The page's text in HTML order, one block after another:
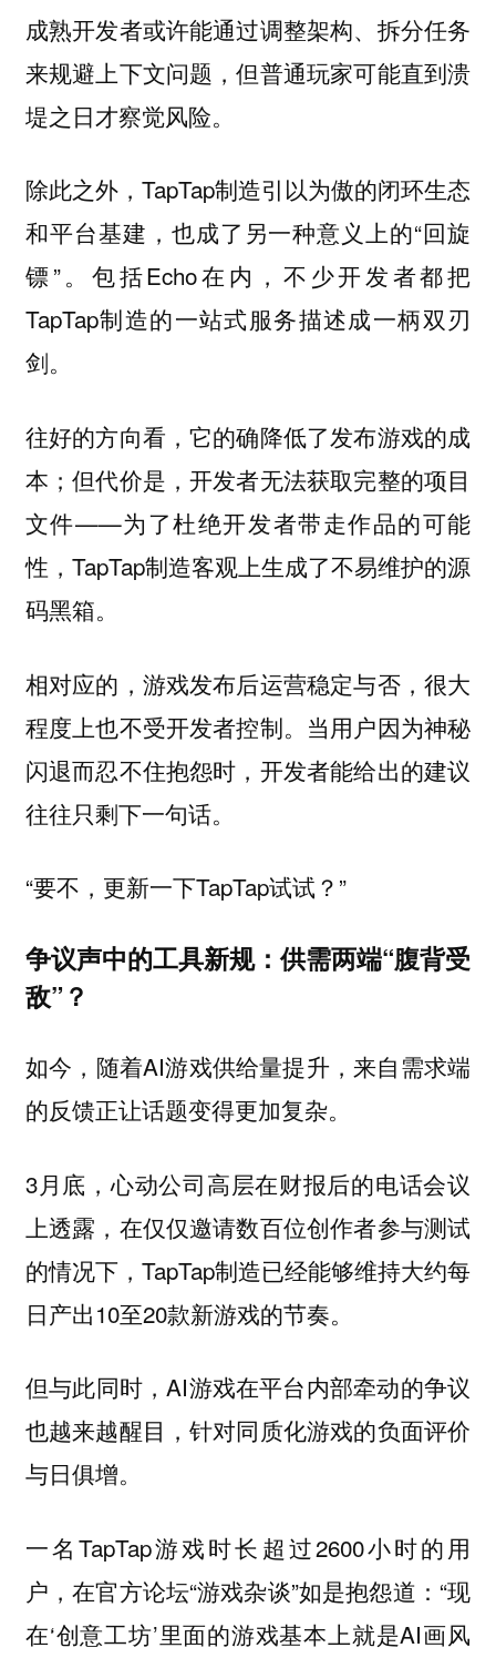
成熟开发者或许能通过调整架构、拆分任务
来规避上下文问题，但普通玩家可能直到溃
堤之日才察觉风险。
除此之外，TapTap制造引以为傲的闭环生态
和平台基建，也成了另一种意义上的“回旋
镖”。包括Echo在内，不少开发者都把
TapTap制造的一站式服务描述成一柄双刃
剑。
往好的方向看，它的确降低了发布游戏的成
本；但代价是，开发者无法获取完整的项目
文件——为了杜绝开发者带走作品的可能
性，TapTap制造客观上生成了不易维护的源
码黑箱。
相对应的，游戏发布后运营稳定与否，很大
程度上也不受开发者控制。当用户因为神秘
闪退而忍不住抱怨时，开发者能给出的建议
往往只剩下一句话。
“要不，更新一下TapTap试试？”
争议声中的工具新规：供需两端“腹背受
敌”？
如今，随着AI游戏供给量提升，来自需求端
的反馈正让话题变得更加复杂。
3月底，心动公司高层在财报后的电话会议
上透露，在仅仅邀请数百位创作者参与测试
的情况下，TapTap制造已经能够维持大约每
日产出10至20款新游戏的节奏。
但与此同时，AI游戏在平台内部牵动的争议
也越来越醒目，针对同质化游戏的负面评价
与日俱增。
一名TapTap游戏时长超过2600小时的用
户，在官方论坛“游戏杂谈”如是抱怨道：“现
在‘创意工坊’里面的游戏基本上就是AI画风